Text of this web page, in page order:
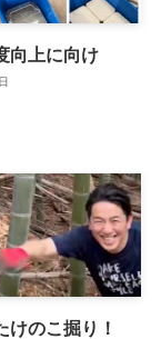
向上に向け
けのこ掘り！